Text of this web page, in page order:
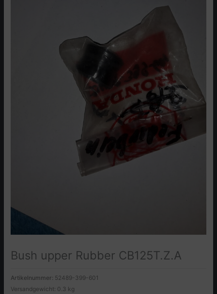
Bush upper Rubber CB125T.Z.A
Artikelnummer: 52489-399-601
Versandgewicht: 0.3 kg